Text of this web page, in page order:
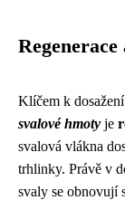
Klíčem k
svalové hmoty je
svalová vlákna
trhlinky. Právě v
svaly se obnovují